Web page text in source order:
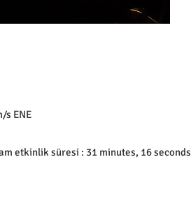
s ENE
etkinlik süresi : 31 minutes, 16 seconds